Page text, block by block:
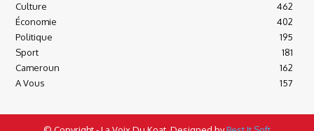
Culture
462
Économie
402
Politique
195
Sport
181
Cameroun
162
A Vous
157